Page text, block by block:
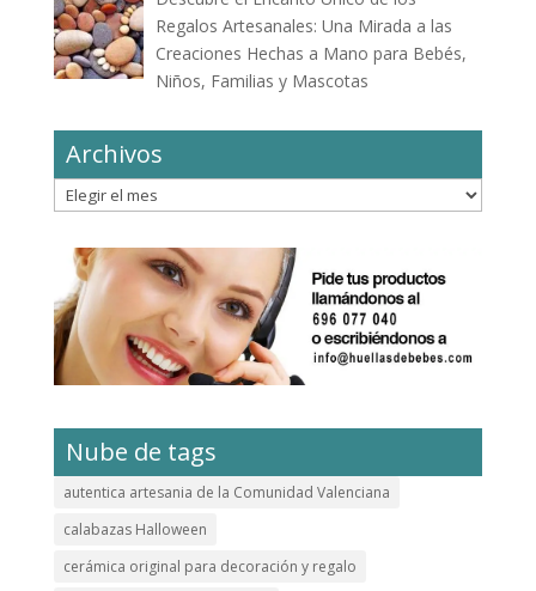
Regalos Artesanales: Una Mirada a las
Creaciones Hechas a Mano para Bebés,
Niños, Familias y Mascotas
Archivos
Archivos
Nube de tags
autentica artesania de la Comunidad Valenciana
calabazas Halloween
cerámica original para decoración y regalo